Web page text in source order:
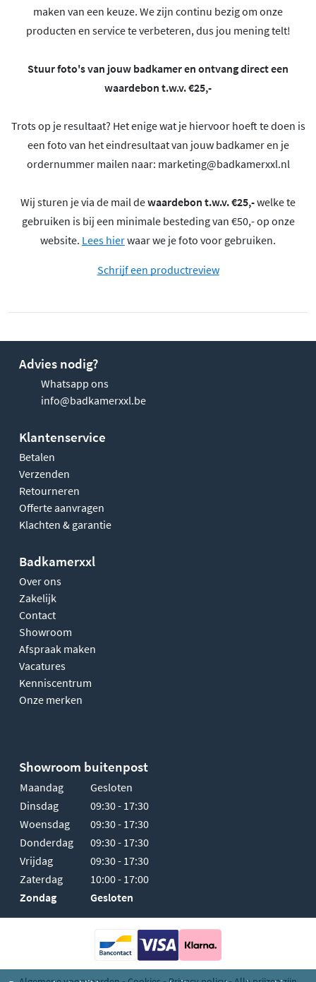
maken van een keuze. We zijn continu bezig om onze
producten en service te verbeteren, dus jou mening telt!
Stuur foto's van jouw badkamer en ontvang direct een
waardebon t.w.v. €25,-
Trots op je resultaat? Het enige wat je hiervoor hoeft te doen is
een foto van het eindresultaat van jouw badkamer en je
ordernummer mailen naar: marketing@badkamerxxl.nl
Wij sturen je via de mail dewaardebon t.w.v. €25,-welke te
gebruiken is bij een minimale besteding van €50,- op onze
website. Lees hierwaar we je foto voor gebruiken.
Schrijf een productreview
Advies nodig?
Whatsapp ons
info@badkamerxxl.be
Klantenservice
Betalen
Verzenden
Retourneren
Offerte aanvragen
Klachten & garantie
Badkamerxxl
Over ons
Zakelijk
Contact
Showroom
Afspraak maken
Vacatures
Kenniscentrum
Onze merken
Showroom buitenpost
Maandag
Gesloten
Dinsdag
09:30 - 17:30
Woensdag
09:30 - 17:30
Donderdag
09:30 - 17:30
Vrijdag
09:30 - 17:30
Zaterdag
10:00 - 17:00
Zondag
Gesloten